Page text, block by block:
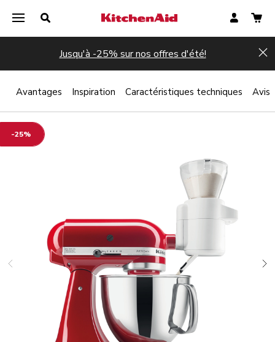
Jusqu'à -25% sur nos offres d'été!
-25%
Avantages Inspiration Caractéristiques techniques Avis